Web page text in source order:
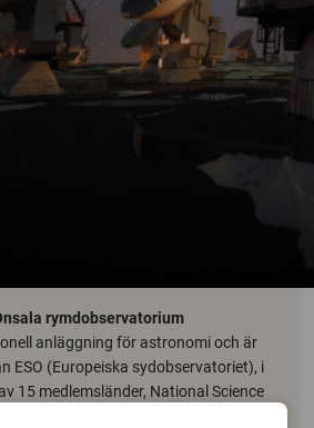
rymdobservatorium
anläggning för astronomi och är
ESO (Europeiska sydobservatoriet), i
15 medlemsländer, National Science